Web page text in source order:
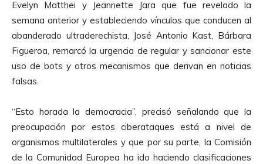
e
A
u
d
i
o
Evelyn Matthei y Jeannette Jara que fue revelado la
semana anterior y estableciendo vínculos que conducen al
abanderado ultraderechista, José Antonio Kast, Bárbara
Figueroa, remarcó la urgencia de regular y sancionar este
uso de bots y otros mecanismos que derivan en noticias
falsas.
“Esto horada la democracia”, precisó señalando que la
preocupación por estos ciberataques está a nivel de
organismos multilaterales y que por su parte, la Comisión
de la Comunidad Europea ha ido haciendo clasificaciones